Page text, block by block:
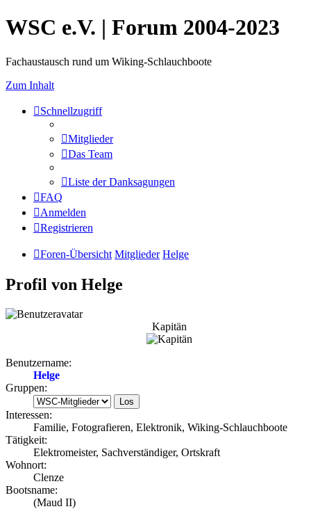
WSC e.V. | Forum 2004-2023
Fachaustausch rund um Wiking-Schlauchboote
Zum Inhalt
Schnellzugriff
Mitglieder
Das Team
Liste der Danksagungen
FAQ
Anmelden
Registrieren
Foren-Übersicht Mitglieder Helge
Profil von Helge
Kapitän
Benutzername:
Helge
Gruppen:
Interessen:
Familie, Fotografieren, Elektronik, Wiking-Schlauchboote
Tätigkeit:
Elektromeister, Sachverständiger, Ortskraft
Wohnort:
Clenze
Bootsname:
(Maud II)